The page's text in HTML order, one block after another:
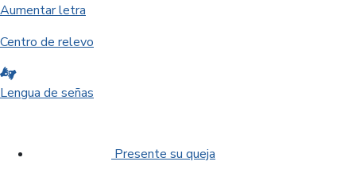
Aumentar letra
Centro de relevo
Lengua de señas
Presente su queja